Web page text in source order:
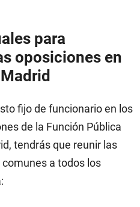
para
oposiciones en
fijo de funcionario en los
de la Función Pública
tendrás que reunir las
a todos los